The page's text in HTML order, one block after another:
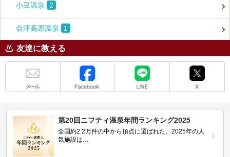
小豆温泉 2
会津高原温泉 1
友達に教える
第20回ニフティ温泉年間ランキング2025
全国約2.2万件の中から頂点に選ばれた、2025年の人
気施設は…